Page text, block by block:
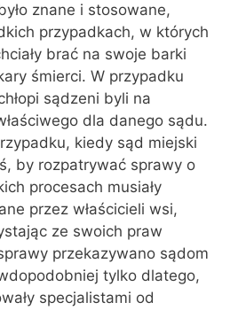
znane i stosowane,
przypadkach, w których
brać na swoje barki
śmierci. W przypadku
sądzeni byli na
dla danego sądu.
kiedy sąd miejski
by rozpatrywać sprawy o
procesach musiały
przez właścicieli wsi,
ze swoich praw
przekazywano sądom
tylko dlatego,
specjalistami od